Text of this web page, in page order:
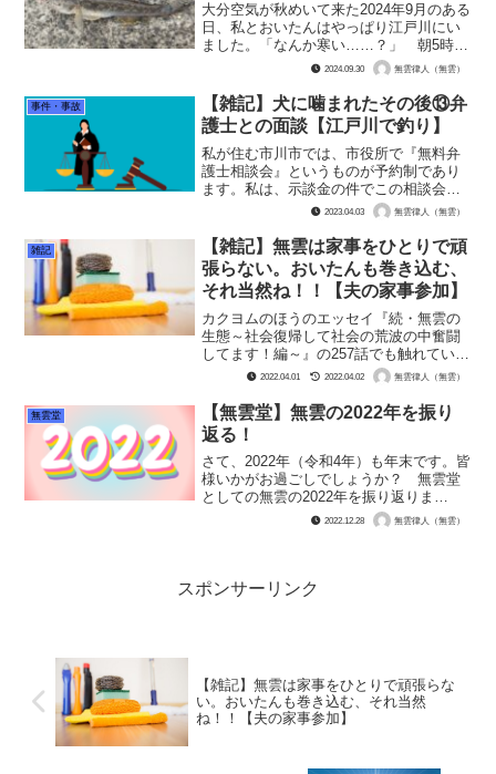
大分空気が秋めいて来た2024年9月のある
日、私とおいたんはやっぱり江戸川にい
ました。「なんか寒い……？」 朝5時半
の江戸川はひんやりとしております。い
つものTシャツの上にベストとパーカーを
着ているだけの私はとても寒い。ちなみ
においたんは長...
2024.09.30 無雲律人（無雲）
事件・事故
【雑記】犬に噛まれたその後⑬弁
護士との面談【江戸川で釣り】
私が住む市川市では、市役所で『無料弁
護士相談会』というものが予約制であり
ます。私は、示談金の件でこの相談会に
行ってみようと決めました。 行こうと
決めたのが3月前半だったのですが、予約
の都合とプライベートの都合で、やっと
行けたのは3月末のある...
2023.04.03 無雲律人（無雲）
雑記
【雑記】無雲は家事をひとりで頑
張らない。おいたんも巻き込む、
それ当然ね！！【夫の家事参加】
カクヨムのほうのエッセイ『続・無雲の
生態～社会復帰して社会の荒波の中奮闘
してます！編～』の257話でも触れている
のですが、主婦と家事・そして夫の家事
たいと思います。 無雲は、収入が極め
て少ない底辺フリーラ...
2022.04.01 2022.04.02 無雲律人（無雲）
無雲堂
【無雲堂】無雲の2022年を振り
返る！
さて、2022年（令和4年）も年末です。皆
様いかがお過ごしでしょうか？ 無雲堂
としての無雲の2022年を振り返りま
す。 まず今年は、このサイトを始めた
事が大きな前進でした。おいたんが大問
2022.12.28 無雲律人（無雲）
スポンサーリンク
【雑記】無雲は家事をひとりで頑張らな
い。おいたんも巻き込む、それ当然
ね！！【夫の家事参加】